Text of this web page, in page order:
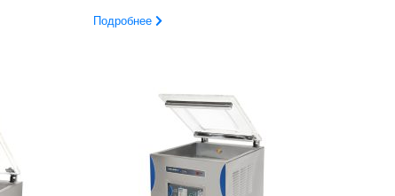
Подробнее